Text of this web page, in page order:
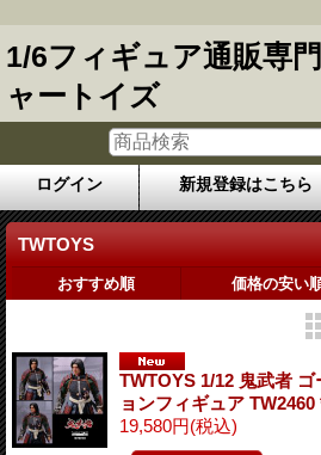
1/6フィギュア通販専
ャートイズ
ログイン 新規登録はこちら
TWTOYS
おすすめ順 価格の安い
TWTOYS 1/12 鬼武者
ョンフィギュア TW2460
19,580円(税込)